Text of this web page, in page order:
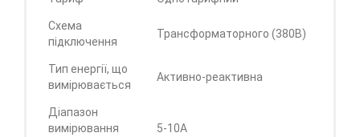
Схема
підключення
Трансформаторного (380В)
Тип енергії, що
вимірювається
Активно-реактивна
Діапазон
вимірювання
5-10А